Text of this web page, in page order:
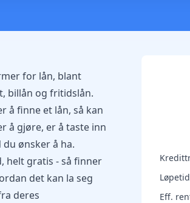
Løpetid
Eff.
for lån, blant
billån og fritidslån.
å finne et lån, så kan
å gjøre, er å taste inn
ønsker å ha.
helt gratis - så finner
det kan la seg
deres